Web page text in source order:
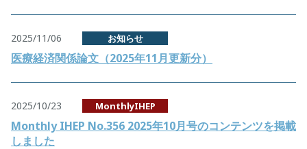
2025/11/06 お知らせ
医療経済関係論文（2025年11月更新分）
2025/10/23 MonthlyIHEP
Monthly IHEP No.356 2025年10月号のコンテンツを掲載
しました